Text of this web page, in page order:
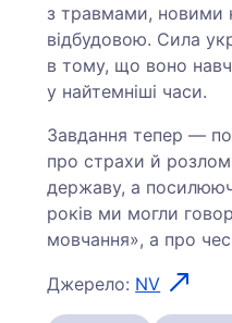
з травмами, новими
відбудовою. Сила
в тому, що воно
у найтемніші часи.
Завдання тепер —
про страхи й
державу, а
років ми могли
мовчання», а про
Джерело: NV